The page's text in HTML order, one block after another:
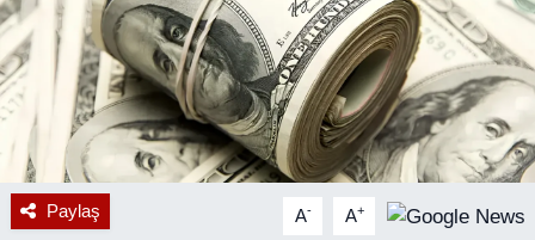
Paylaş A- A+